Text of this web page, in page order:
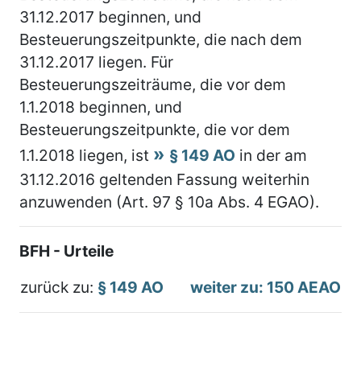
31.12.2017 beginnen, und
Besteuerungszeitpunkte, die nach dem
31.12.2017 liegen. Für
Besteuerungszeiträume, die vor dem
1.1.2018 beginnen, und
Besteuerungszeitpunkte, die vor dem
1.1.2018 liegen, ist
§ 149 AO in der am
31.12.2016 geltenden Fassung weiterhin
anzuwenden (Art. 97 § 10a Abs. 4 EGAO).
BFH - Urteile
zurück zu: § 149 AO weiter zu: 150 AEAO